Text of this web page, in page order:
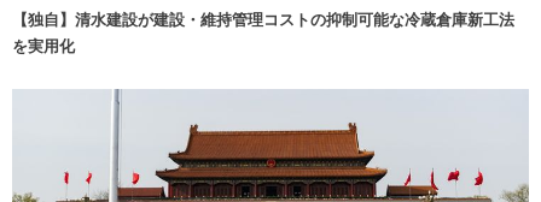
【独自】清水建設が建設・維持管理コストの抑制可能な冷蔵倉庫新工法
を実用化